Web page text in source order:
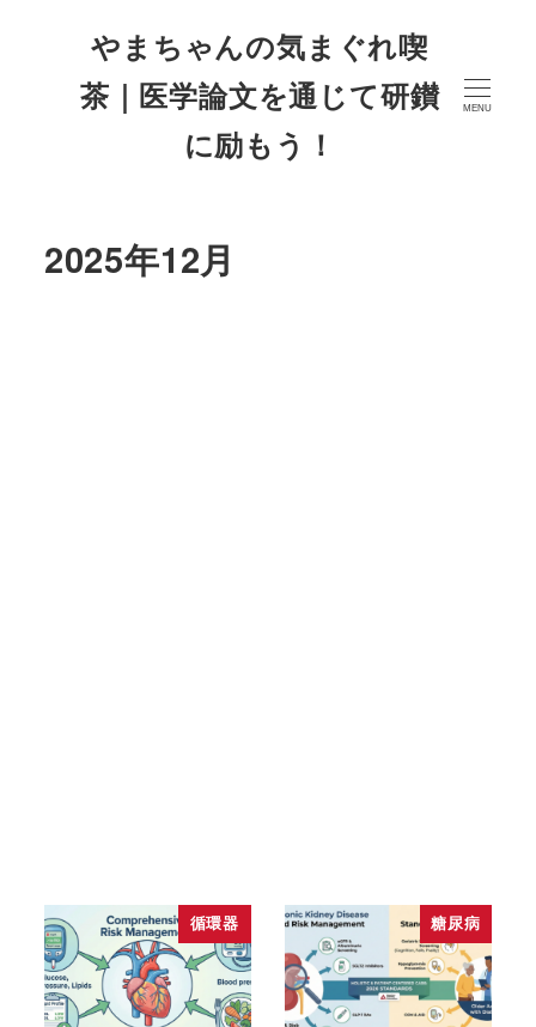
やまちゃんの気まぐれ喫
茶｜医学論文を通じて研鑚
に励もう！
MENU
2025年12月
循環器 糖尿病